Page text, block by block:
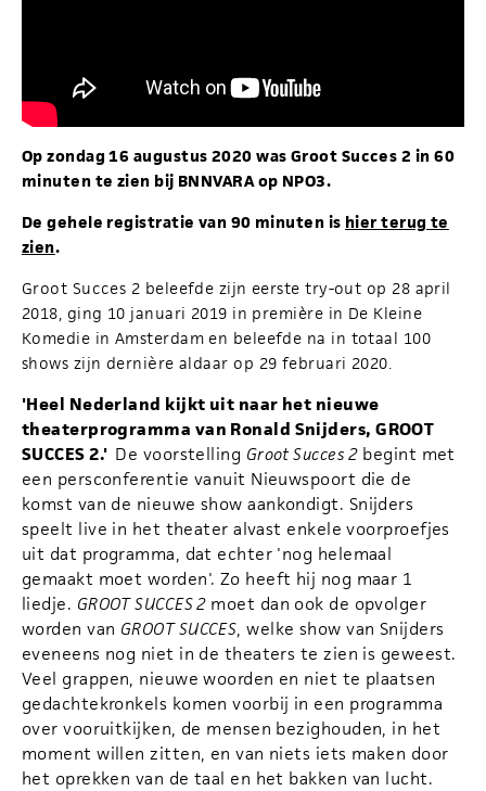
Op zondag 16 augustus 2020 was Groot Succes 2 in 60
minuten te zien bij BNNVARA op NPO3.
De gehele registratie van 90 minuten is hier terug te
zien.
Groot Succes 2 beleefde zijn eerste try-out op 28 april
2018, ging 10 januari 2019 in première in De Kleine
Komedie in Amsterdam en beleefde na in totaal 100
shows zijn dernière aldaar op 29 februari 2020.
'Heel Nederland kijkt uit naar het nieuwe
theaterprogramma van Ronald Snijders, GROOT
SUCCES 2.' De voorstelling Groot Succes 2begint met
een persconferentie vanuit Nieuwspoort die de
komst van de nieuwe show aankondigt. Snijders
speelt live in het theater alvast enkele voorproefjes
uit dat programma, dat echter 'nog helemaal
gemaakt moet worden'. Zo heeft hij nog maar 1
liedje. GROOT SUCCES 2moet dan ook de opvolger
worden van GROOT SUCCES, welke show van Snijders
eveneens nog niet in de theaters te zien is geweest.
Veel grappen, nieuwe woorden en niet te plaatsen
gedachtekronkels komen voorbij in een programma
over vooruitkijken, de mensen bezighouden, in het
moment willen zitten, en van niets iets maken door
het oprekken van de taal en het bakken van lucht.